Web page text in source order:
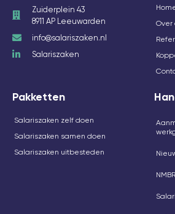
Zuiderplein 43
8911 AP Leeuwarden
info@salariszaken.nl
Salariszaken
Over
Pakketten
Salariszaken zelf doen
Salariszaken samen doen
Salariszaken uitbesteden